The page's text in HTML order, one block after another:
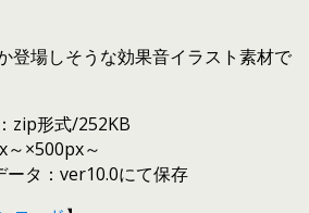
登場しそうな効果音イラスト素材で
zip形式/252KB
×500px～
タ：ver10.0にて保存